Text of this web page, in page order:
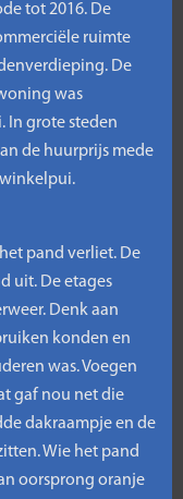
tot 2016. De
ruimte
De
was
In grote steden
de huurprijs mede
pand verliet. De
uit. De etages
Denk aan
konden en
was. Voegen
gaf nou net die
dakraampje en de
Wie het pand
oorsprong oranje